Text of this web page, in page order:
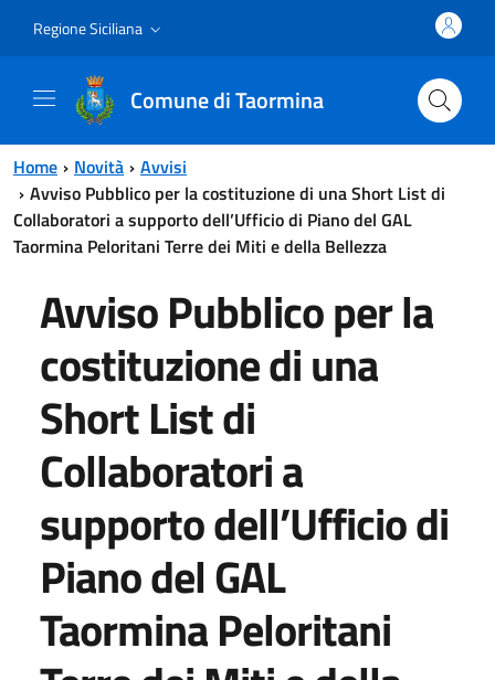
Regione Siciliana
Comune di Taormina
Home Novità
Avvisi
Avviso Pubblico per la costituzione di una Short List di
Collaboratori a supporto dell’Ufficio di Piano del GAL
Taormina Peloritani Terre dei Miti e della Bellezza
Avviso Pubblico per la
costituzione di una
Short List di
Collaboratori a
supporto dell’Ufficio di
Piano del GAL
Taormina Peloritani